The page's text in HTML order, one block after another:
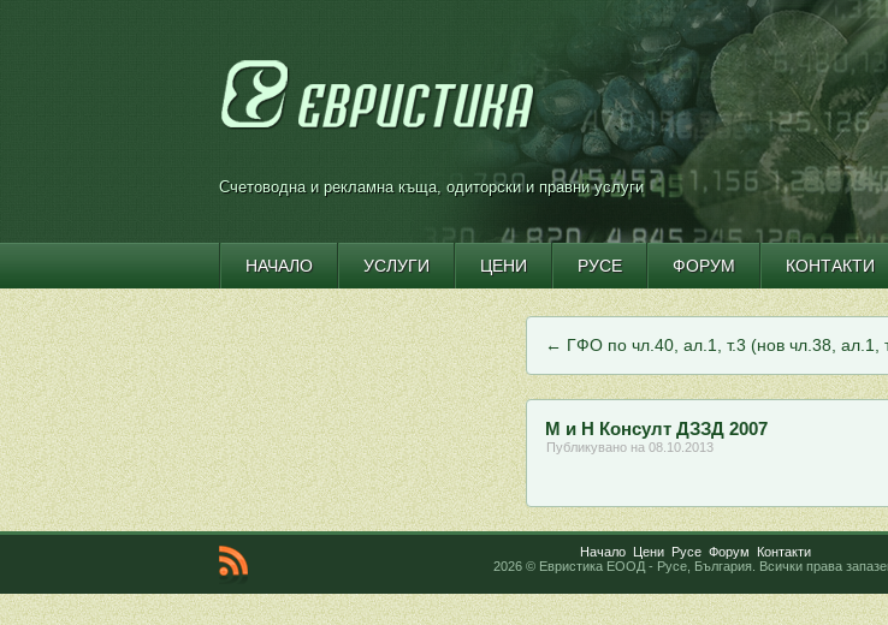
Счетоводна и рекламна къща, одиторски и правни услуги
НАЧАЛО УСЛУГИ ЦЕНИ РУСЕ ФОРУМ КОНТАКТИ
← ГФО по чл.40, ал.1, т.3 (нов чл.38, ал.1,
М и Н Консулт ДЗЗД 2007
Публикувано на 08.10.2013
Начало Цени Русе Форум
Контакти
2026 © Евристика ЕООД - Русе, България. Всички права